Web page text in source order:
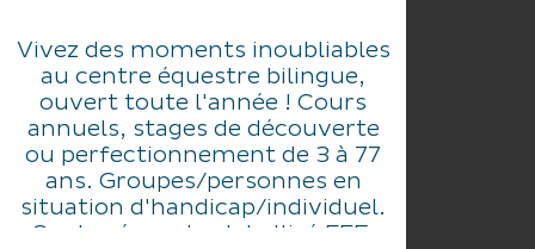
Vivez des moments inoubliables
au centre équestre bilingue,
ouvert toute l'année ! Cours
annuels, stages de découverte
ou perfectionnement de 3 à 77
ans. Groupes/personnes en
situation d'handicap/individuel.
Centre équestre labellisé FFE.